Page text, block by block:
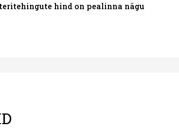
hind on pealinna nägu